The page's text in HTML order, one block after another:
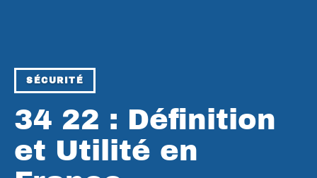
SÉCURITÉ
34 22 : Définition
et Utilité en